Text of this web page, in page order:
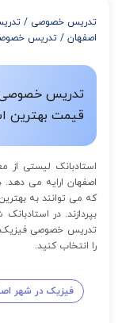
از 12 تا 15 جلسه: 7% تخفیف
از 16 تا 100 جلسه: 9% تخفیف
تدریس خصوصی /
اصفهان / تدریس خصوصی فیزیک
قیمت بهترین
اصفهان ارایه می
بپردازند. در
را انتخاب کنید.
فیزیک در شهر